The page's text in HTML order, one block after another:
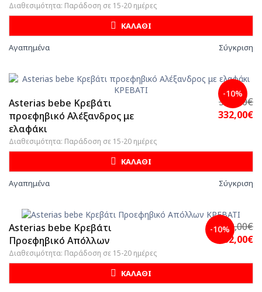
Διαθεσιμότητα: Παράδοση σε 15-20 ημέρες
ΚΑΛΑΘΙ
Αγαπημένα Σύγκριση
-10%
Asterias bebe Κρεβάτι
προεφηβικό Αλέξανδρος με
ελαφάκι
Διαθεσιμότητα: Παράδοση σε 15-20 ημέρες
369,00€
332,00€
ΚΑΛΑΘΙ
Αγαπημένα Σύγκριση
-10%
Asterias bebe Κρεβάτι
Προεφηβικό Απόλλων
Διαθεσιμότητα: Παράδοση σε 15-20 ημέρες
369,00€
332,00€
ΚΑΛΑΘΙ